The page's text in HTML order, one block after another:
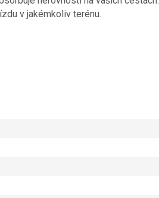
v jakémkoliv terénu.